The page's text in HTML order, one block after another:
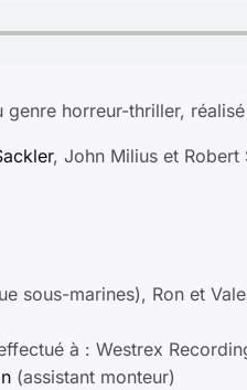
horreur-thriller,
, John Milius et Robert
sous-marines), Ron et
à : Westrex
(assistant monteur)